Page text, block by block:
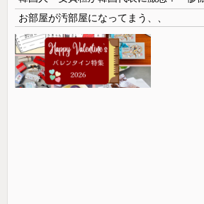
お部屋が汚部屋になってまう、、